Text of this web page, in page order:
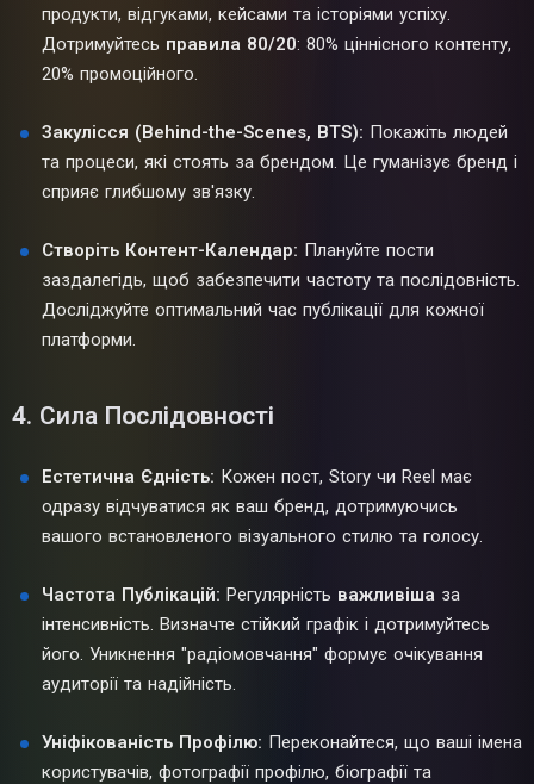
продукти, відгуками, кейсами та історіями успіху.
Дотримуйтесь правила 80/20: 80% ціннісного контенту,
20% промоційного.
Закулісся (Behind-the-Scenes, BTS): Покажіть людей
та процеси, які стоять за брендом. Це гуманізує бренд і
сприяє глибшому зв'язку.
Створіть Контент-Календар: Плануйте пости
заздалегідь, щоб забезпечити частоту та послідовність.
Досліджуйте оптимальний час публікації для кожної
платформи.
4. Сила Послідовності
Естетична Єдність: Кожен пост, Story чи Reel має
одразу відчуватися як ваш бренд, дотримуючись
вашого встановленого візуального стилю та голосу.
Частота Публікацій: Регулярність важливіша за
інтенсивність. Визначте стійкий графік і дотримуйтесь
його. Уникнення "радіомовчання" формує очікування
аудиторії та надійність.
Уніфікованість Профілю: Переконайтеся, що ваші імена
користувачів, фотографії профілю, біографії та